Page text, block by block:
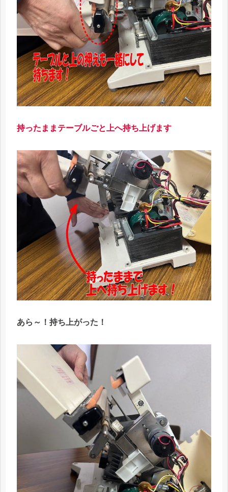
持ったままテーブルごと上へ持ち上げます
あら～！持ち上がった！